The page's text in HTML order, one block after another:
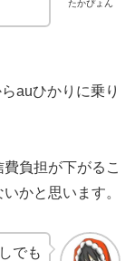
たかぴょん
auひかりに乗り
負担が下がるこ
かと思います。
でも